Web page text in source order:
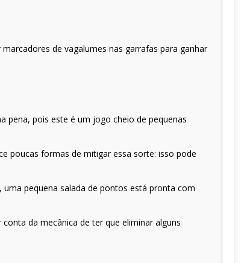
de vagalumes nas garrafas para ganhar
pena, pois este é um jogo cheio de pequenas
poucas formas de mitigar essa sorte: isso pode
pequena salada de pontos está pronta com
da mecânica de ter que eliminar alguns